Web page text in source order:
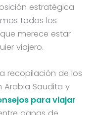
estratégica
todos los
merece estar
viajero.
recopilación de los
Arabia Saudita y
para viajar